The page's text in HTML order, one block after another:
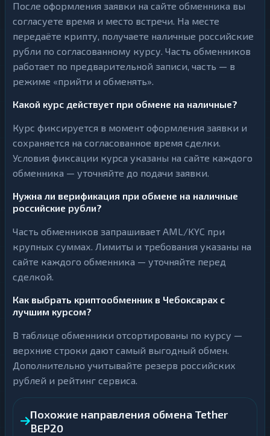
После оформления заявки на сайте обменника вы
согласуете время и место встречи. На месте
передаёте крипту, получаете наличные российские
рубли по согласованному курсу. Часть обменников
работает по предварительной записи, часть — в
режиме «прийти и обменять».
Какой курс действует при обмене на наличные?
Курс фиксируется в момент оформления заявки и
сохраняется на согласованное время сделки.
Условия фиксации курса указаны на сайте каждого
обменника — уточняйте до подачи заявки.
Нужна ли верификация при обмене на наличные
российские рубли?
Часть обменников запрашивает AML/KYC при
крупных суммах. Лимиты и требования указаны на
сайте каждого обменника — уточняйте перед
сделкой.
Как выбрать криптообменник в Чебоксарах с
лучшим курсом?
В таблице обменники отсортированы по курсу —
верхние строки дают самый выгодный обмен.
Дополнительно учитывайте резерв российских
рублей и рейтинг сервиса.
Похожие направления обмена Tether
BEP20